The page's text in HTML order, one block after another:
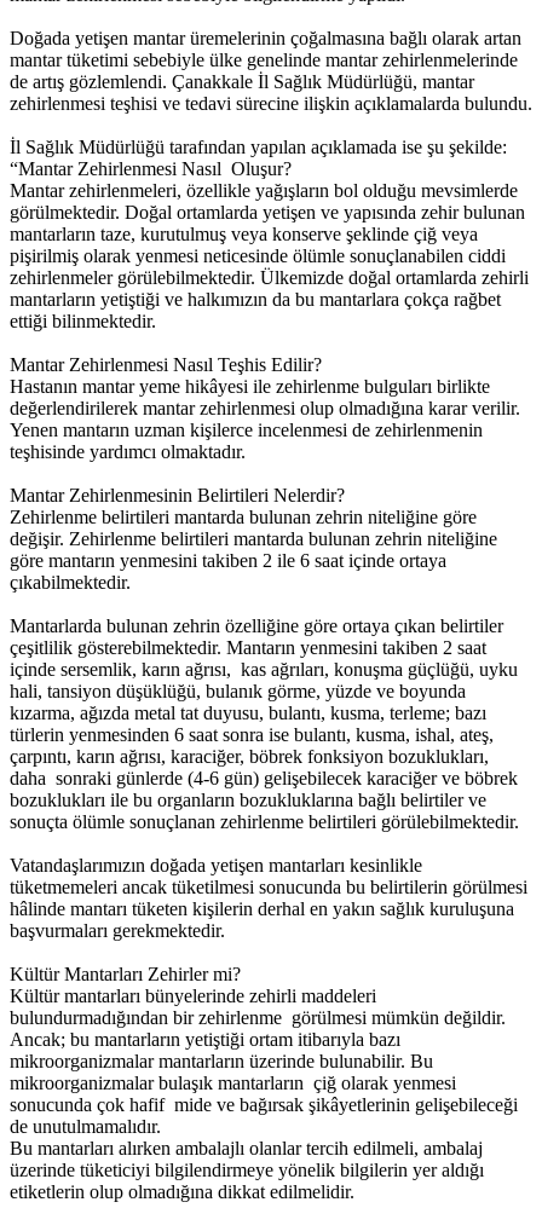
Doğada yetişen mantar üremelerinin çoğalmasına bağlı olarak artan
mantar tüketimi sebebiyle ülke genelinde mantar zehirlenmelerinde
de artış gözlemlendi. Çanakkale İl Sağlık Müdürlüğü, mantar
zehirlenmesi teşhisi ve tedavi sürecine ilişkin açıklamalarda bulundu.
İl Sağlık Müdürlüğü tarafından yapılan açıklamada ise şu şekilde:
“Mantar Zehirlenmesi Nasıl Oluşur?
Mantar zehirlenmeleri, özellikle yağışların bol olduğu mevsimlerde
görülmektedir. Doğal ortamlarda yetişen ve yapısında zehir bulunan
mantarların taze, kurutulmuş veya konserve şeklinde çiğ veya
pişirilmiş olarak yenmesi neticesinde ölümle sonuçlanabilen ciddi
zehirlenmeler görülebilmektedir. Ülkemizde doğal ortamlarda zehirli
mantarların yetiştiği ve halkımızın da bu mantarlara çokça rağbet
ettiği bilinmektedir.
Mantar Zehirlenmesi Nasıl Teşhis Edilir?
Hastanın mantar yeme hikâyesi ile zehirlenme bulguları birlikte
değerlendirilerek mantar zehirlenmesi olup olmadığına karar verilir.
Yenen mantarın uzman kişilerce incelenmesi de zehirlenmenin
teşhisinde yardımcı olmaktadır.
Mantar Zehirlenmesinin Belirtileri Nelerdir?
Zehirlenme belirtileri mantarda bulunan zehrin niteliğine göre
değişir. Zehirlenme belirtileri mantarda bulunan zehrin niteliğine
göre mantarın yenmesini takiben 2 ile 6 saat içinde ortaya
çıkabilmektedir.
Mantarlarda bulunan zehrin özelliğine göre ortaya çıkan belirtiler
çeşitlilik gösterebilmektedir. Mantarın yenmesini takiben 2 saat
içinde sersemlik, karın ağrısı, kas ağrıları, konuşma güçlüğü, uyku
hali, tansiyon düşüklüğü, bulanık görme, yüzde ve boyunda
kızarma, ağızda metal tat duyusu, bulantı, kusma, terleme; bazı
türlerin yenmesinden 6 saat sonra ise bulantı, kusma, ishal, ateş,
çarpıntı, karın ağrısı, karaciğer, böbrek fonksiyon bozuklukları,
daha sonraki günlerde (4-6 gün) gelişebilecek karaciğer ve böbrek
bozuklukları ile bu organların bozukluklarına bağlı belirtiler ve
sonuçta ölümle sonuçlanan zehirlenme belirtileri görülebilmektedir.
Vatandaşlarımızın doğada yetişen mantarları kesinlikle
tüketmemeleri ancak tüketilmesi sonucunda bu belirtilerin görülmesi
hâlinde mantarı tüketen kişilerin derhal en yakın sağlık kuruluşuna
başvurmaları gerekmektedir.
Kültür Mantarları Zehirler mi?
Kültür mantarları bünyelerinde zehirli maddeleri
bulundurmadığından bir zehirlenme görülmesi mümkün değildir.
Ancak; bu mantarların yetiştiği ortam itibarıyla bazı
mikroorganizmalar mantarların üzerinde bulunabilir. Bu
mikroorganizmalar bulaşık mantarların çiğ olarak yenmesi
sonucunda çok hafif mide ve bağırsak şikâyetlerinin gelişebileceği
de unutulmamalıdır.
Bu mantarları alırken ambalajlı olanlar tercih edilmeli, ambalaj
üzerinde tüketiciyi bilgilendirmeye yönelik bilgilerin yer aldığı
etiketlerin olup olmadığına dikkat edilmelidir.